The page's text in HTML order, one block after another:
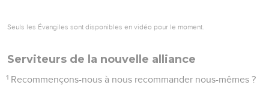
Seuls les Évangiles sont disponibles en vidéo pour le moment.
Serviteurs de la nouvelle alliance
1 Recommençons-nous à nous recommander nous-mêmes ?